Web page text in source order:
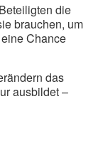
die
brauchen, um
Chance
das
ausbildet –